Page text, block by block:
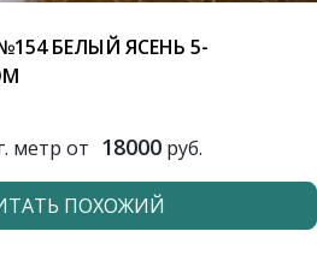
БЕЛЫЙ ЯСЕНЬ 5-
метр от 18000руб.
ПОХОЖИЙ